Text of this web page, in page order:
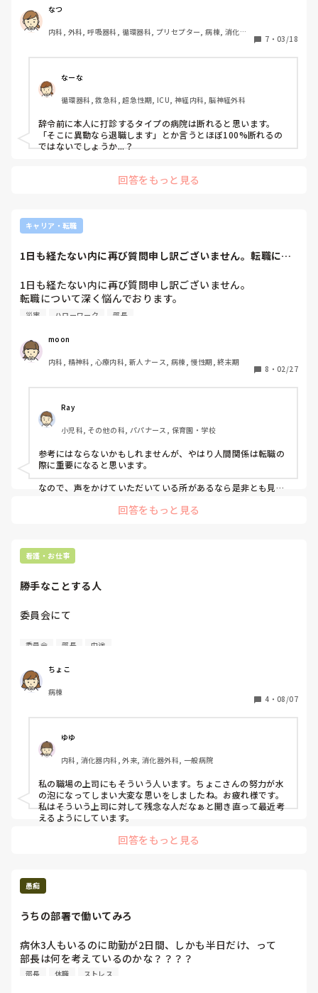
しかし、いざ発表されてみると異動者0。
他の病棟間ではそれぞれ何人かの異動はあります。
看護部長から何人かに私の病棟への異動の打診があった人は
いるみたいですが、断ったみたいです。
私は異動は命令で、嫌なら退職なのかなと思っていました。
しかし、選択権があることを今回知りました。
選択権があることで私の病棟は誰も来ることがなく、4月の
勤務表は激務です。
なつ
内科, 外科, 呼吸器科, 循環器科, プリセプター, 病棟, 消化器
7 ・ 03/18
なーな
循環器科, 救急科, 超急性期, ICU, 神経内科, 脳神経外科
辞令前に本人に打診するタイプの病院は断れると思います。
「そこに異動なら退職します」とか言うとほぼ100%断れるの
ではないでしょうか...？
回答をもっと見る
キャリア・転職
1日も経たない内に再び質問申し訳ございません。転職につ
1日も経たない内に再び質問申し訳ございません。
転職について深く悩んでおります。
22歳の看護師です。
2020年4月に総合病院に就職。
私は患者さんと密に関わって看護をしたかったこと・夜勤を
経験したかったため病棟勤務を強く望んでいましたが、まっ
予想通り、患者さんとの関わりが薄すぎる手術室はまったく
合いませんでした。そして夜勤も経験出来ませんでした。
それが原因で鬱による休職を2〜3回繰り返しました。
そんな事態に発展しても異動が叶わず、1月末にて退職しま
現在、転職活動をしております。
自身が心療内科に通ったこと・そこの主治医と公認心理師に
あって精神看護に興味を持っています。
性ないわ!!｣などなど、怒鳴り散らされて結局不合格。
経歴しか見ていませんでした。
そして今、ある精神科病院を受けようかどうか、とても迷っ
ております。
そこは、2月の頭に合同就職説明会に参加した際に看護部長
その後、わざわざ私の方に電話をかけて下さり、｢とても好
出来たらなぁと思っているんだけど…｣と言って下さりまし
た。面接をしたら即採用になりそうな感じでした。
その時は｢ゆっくり考えさせて下さい｣と返事をして｢分かり
ました。またお電話待ってるわね。｣との返事があって終わ
なく、性格や本質を見て下さった唯一の人であったなぁと今
になってとてもありがたく思います。
寮もありません。
以前の勤め先で大雨のために電車が止まり、その際に師長に
｢申し訳ございません。遅れます。でも職場には必ず向かい
ます。｣と電話をしたら｢歩いてでも来れるでしょ!?｣と攻撃
的に言われ、2時間歩いて出勤したことがありました。
そして、母親からも｢災害があったら車で送ってあげられる
距離ではない。通勤時間も十分ストレスの原因になる。｣と
の感情に振り回されて病んでしまうのではないか?｣と言われ
自身の気持ちとしては、難しいかもしれませんが、心療内科
の医師や公認心理師への憧れがあり、私も先生達のようにな
災害 ハローワーク 部長
moon
内科, 精神科, 心療内科, 新人ナース, 病棟, 慢性期, 終末期
8 ・ 02/27
Ray
小児科, その他の科, パパナース, 保育園・学校
参考にはならないかもしれませんが、やはり人間関係は転職の
際に重要になると思います。
なので、声をかけていただいている所があるなら是非とも見学
自分なら、やりたい事が出来る場所で人間関係(上司の人柄)が
良ければ、それ以外の条件が多少下がっても受けますね。
やりがいがあった方が、長続きしますし。
もちろん、どこに行っても自己研鑽は必要になるので、日々勉
強にはなりますし。
回答をもっと見る
看護・お仕事
勝手なことする人
委員会にて
看護部長からの提案で、研修アンケートを紙から初めて
同じ委員会に出席していたNs、出来上がるまで少し待って
てねと委員長からお達しがあったし、それを作成する担当に
なった私からも個別で会った時に「出来上がりそうだからま
た報告するねー！」と伝えていたのに、今日出来上がったの
を持って行ったら「連絡ないからもう紙の方で配っちゃった
ー☆」って。
え？！何で？って感じです笑
そもそもアンケート集計締切までまだ１ヶ月半以上あるし、
研修資料はできてるからまずはそれ見てもらうだけでもよか
っただろうし、なぜ電話とかで聞いてこないで、配るのまだ
待っててほしいと委員会で言われてるものを勝手に印刷して
してるし…そこの病棟だけだけど紙で答えてくれた人には悪
いけど仕切り直してもらうことにしました。
もともと中途半端な仕事したりテキトーな人だなと思ってた
けど…何で看護部長からの肝入りでやってることなのにそん
なことできるの？？？って不思議すぎます。
一生懸命やってても、こういう人がいるとほんと損してる気
持ちがしてメンタルやられます😩
委員会 部長 中途
ちょこ
病棟
4 ・ 08/07
ゆゆ
内科, 消化器内科, 外来, 消化器外科, 一般病院
私の職場の上司にもそういう人います。ちょこさんの努力が水
の泡になってしまい大変な思いをしましたね。お疲れ様です。
私はそういう上司に対して残念な人だなぁと開き直って最近考
えるようにしています。
回答をもっと見る
愚痴
うちの部署で働いてみろ
病休3人もいるのに助勤が2日間、しかも半日だけ、って
部長は何を考えているのかな？？？？
現場ちゃんと見てます？？？
部長 休職 ストレス